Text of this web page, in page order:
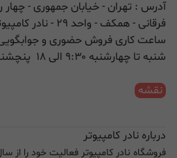
آدرس : تهران - خیابان جمهوری -
فرقانی - همکف - واحد ۲۹ - نادر کامپیوتر
ساعت کاری فروش حضوری و
شنبه تا چهارشنبه ۹:۳۰ الی ۱۸ پنچشنبه ۹:۳۰ الی ۱۳:۳۰
نقشه
درباره نادر کامپیوتر